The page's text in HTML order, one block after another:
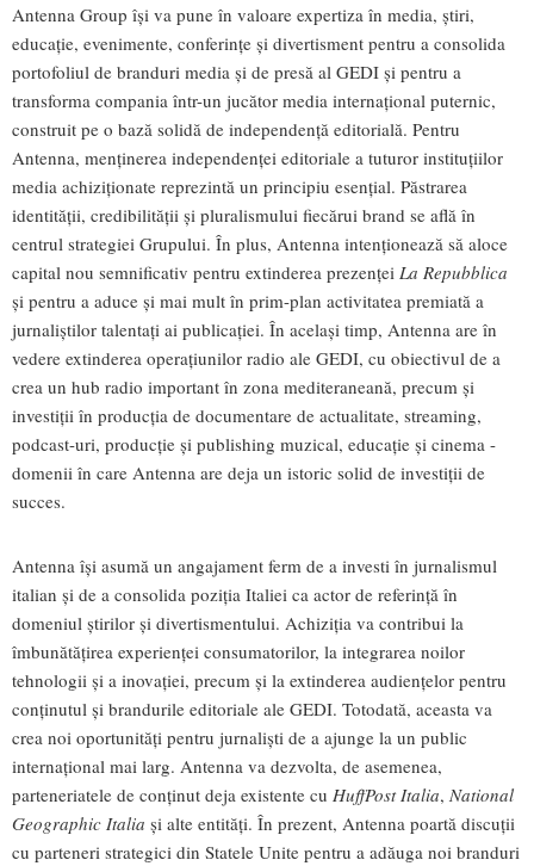
Antenna Group își va pune în valoare expertiza în media, știri,
educație, evenimente, conferințe și divertisment pentru a consolida
portofoliul de branduri media și de presă al GEDI și pentru a
transforma compania într-un jucător media internațional puternic,
construit pe o bază solidă de independență editorială. Pentru
Antenna, menținerea independenței editoriale a tuturor instituțiilor
media achiziționate reprezintă un principiu esențial. Păstrarea
identității, credibilității și pluralismului fiecărui brand se află în
centrul strategiei Grupului. În plus, Antenna intenționează să aloce
capital nou semnificativ pentru extinderea prezenței La Repubblica
și pentru a aduce și mai mult în prim-plan activitatea premiată a
jurnaliștilor talentați ai publicației. În același timp, Antenna are în
vedere extinderea operațiunilor radio ale GEDI, cu obiectivul de a
crea un hub radio important în zona mediteraneană, precum și
investiții în producția de documentare de actualitate, streaming,
podcast-uri, producție și publishing muzical, educație și cinema -
domenii în care Antenna are deja un istoric solid de investiții de
succes.
Antenna își asumă un angajament ferm de a investi în jurnalismul
italian și de a consolida poziția Italiei ca actor de referință în
domeniul știrilor și divertismentului. Achiziția va contribui la
îmbunătățirea experienței consumatorilor, la integrarea noilor
tehnologii și a inovației, precum și la extinderea audiențelor pentru
conținutul și brandurile editoriale ale GEDI. Totodată, aceasta va
crea noi oportunități pentru jurnaliști de a ajunge la un public
internațional mai larg. Antenna va dezvolta, de asemenea,
parteneriatele de conținut deja existente cu HuffPost Italia, National
Geographic Italia și alte entități. În prezent, Antenna poartă discuții
cu parteneri strategici din Statele Unite pentru a adăuga noi branduri